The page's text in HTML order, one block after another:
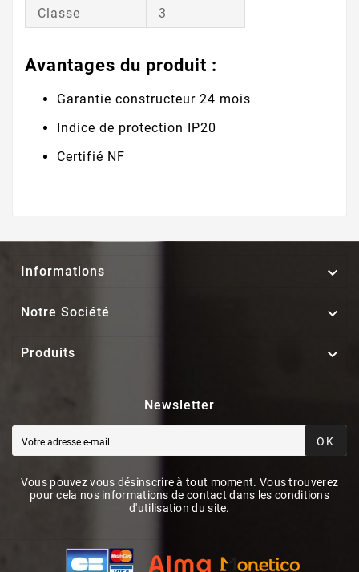
Classe
3
Avantages du produit :
Garantie constructeur 24 mois
Indice de protection IP20
Certifié NF
Informations 
Notre Société 
Produits 
Newsletter
OK
Vous pouvez vous désinscrire à tout moment. Vous trouverez
pour cela nos informations de contact dans les conditions
d'utilisation du site.